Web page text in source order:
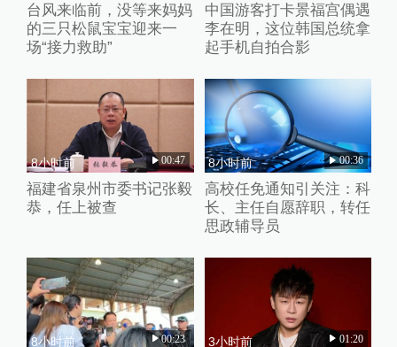
台风来临前，没等来妈妈
的三只松鼠宝宝迎来一
场“接力救助”
中国游客打卡景福宫偶遇
李在明，这位韩国总统拿
起手机自拍合影
8小时前 00:47
福建省泉州市委书记张毅
恭，任上被查
8小时前 00:36
高校任免通知引关注：科
长、主任自愿辞职，转任
思政辅导员
8小时前 00:23 3小时前 01:20